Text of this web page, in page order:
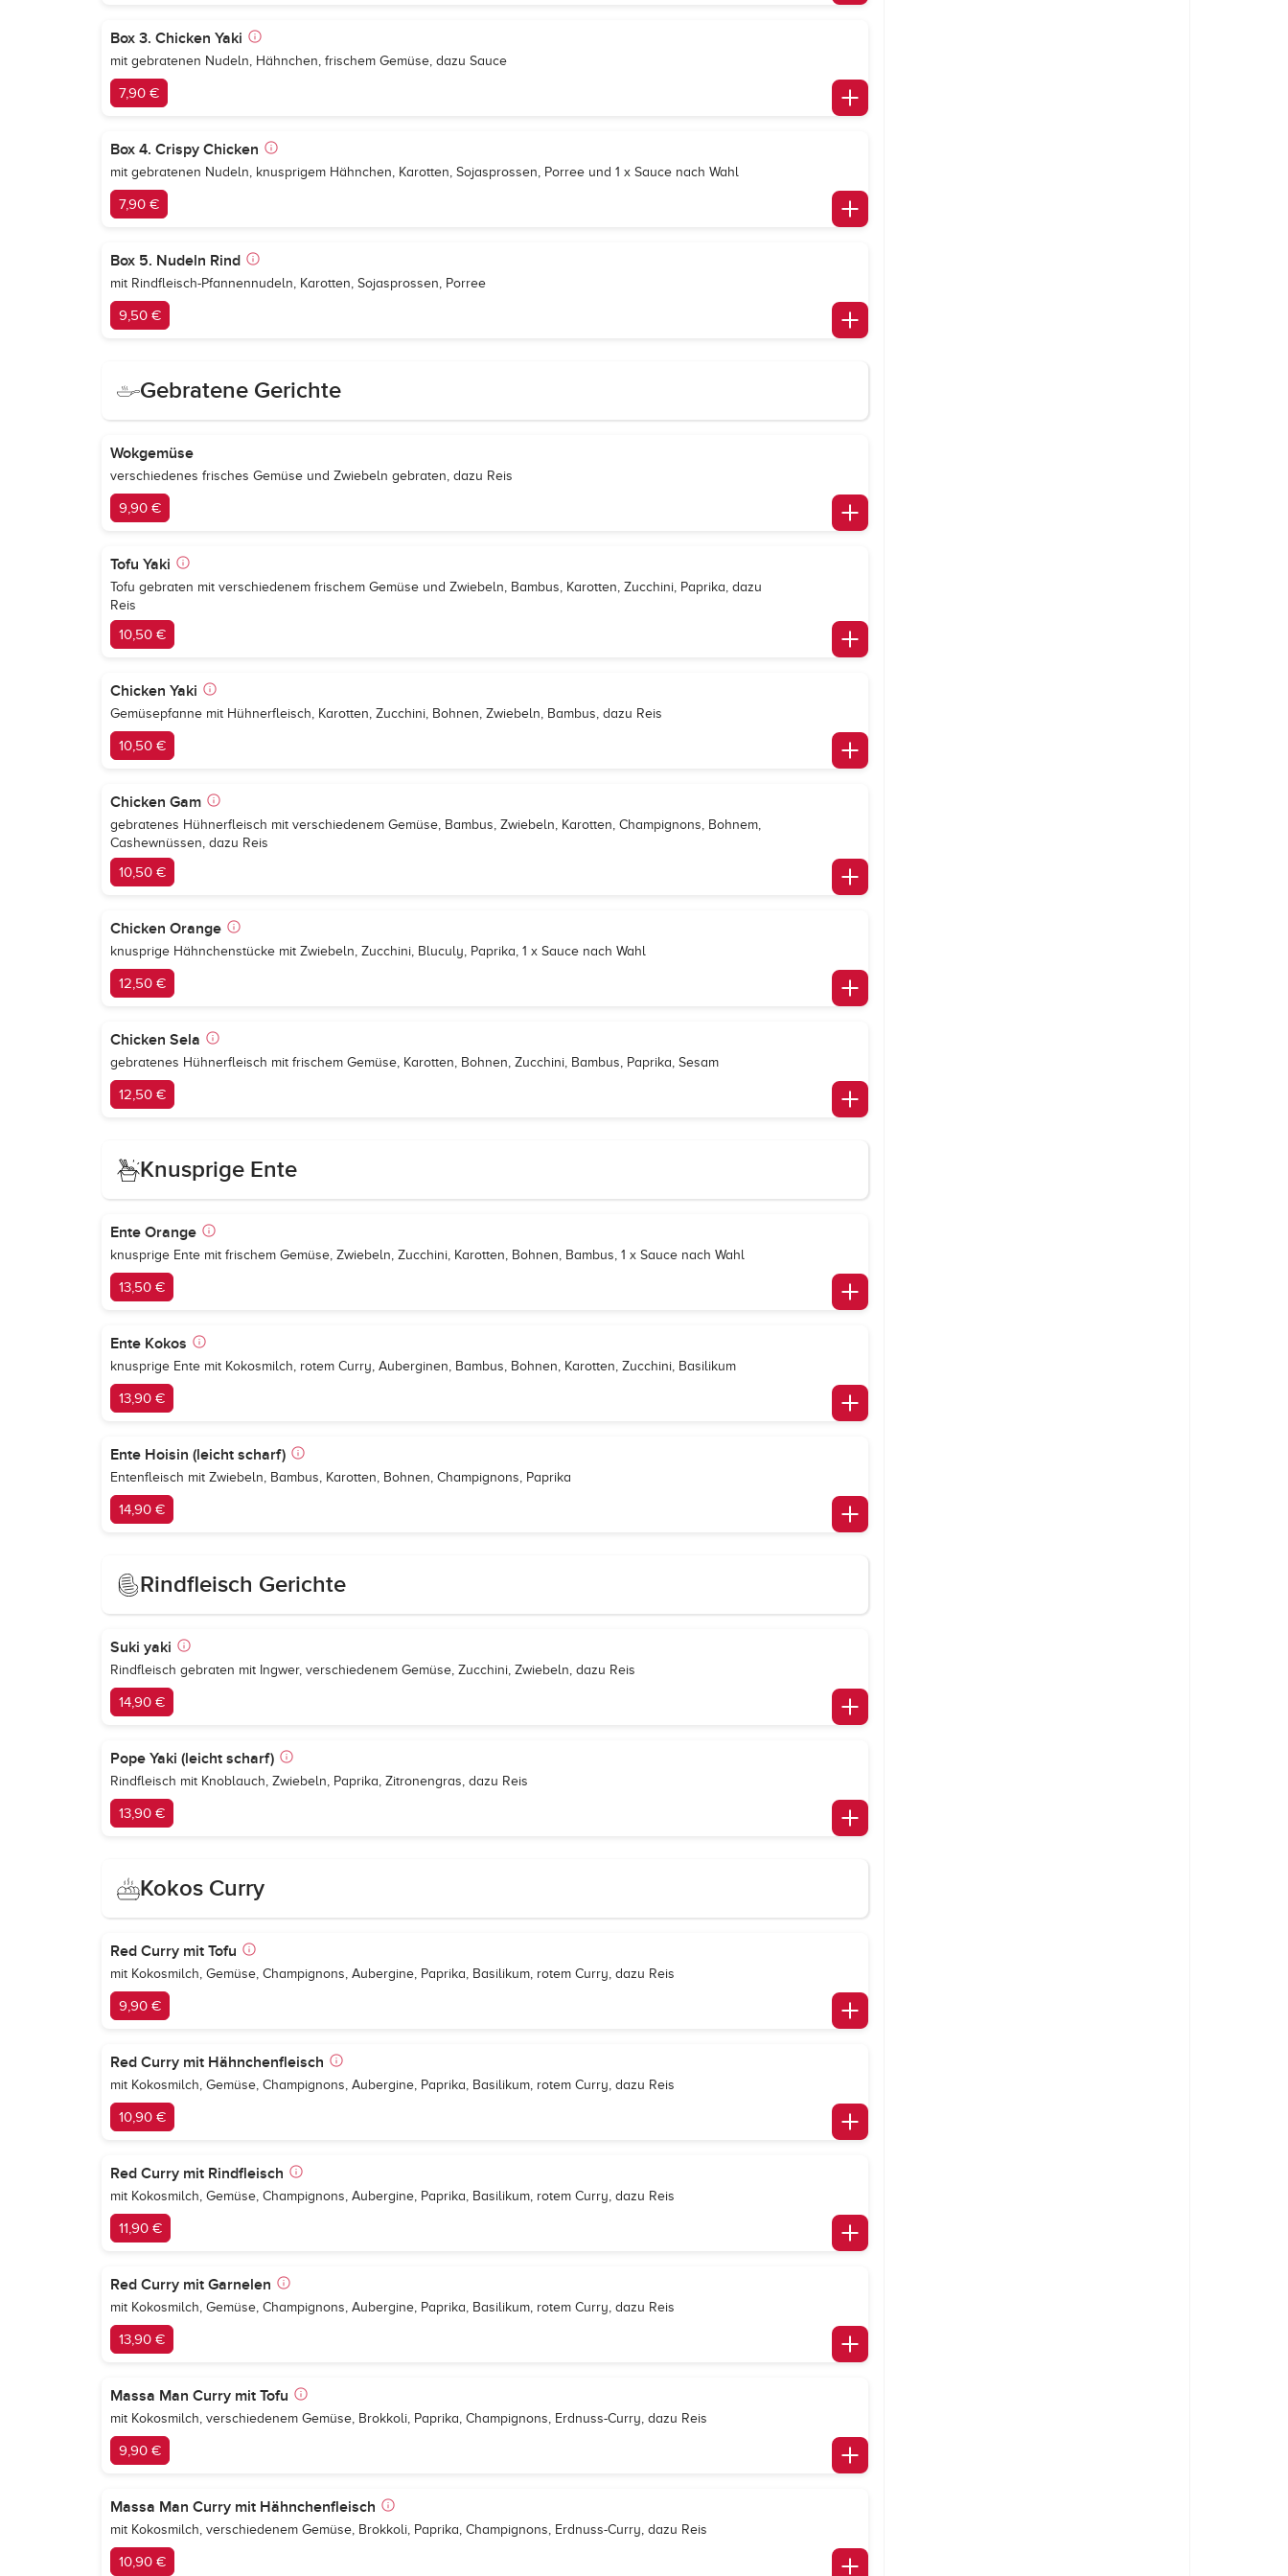
Box 3. Chicken Yaki
mit gebratenen Nudeln, Hähnchen, frischem Gemüse, dazu Sauce
7,90 €
Box 4. Crispy Chicken
mit gebratenen Nudeln, knusprigem Hähnchen, Karotten, Sojasprossen, Porree und 1 x Sauce nach Wahl
7,90 €
Box 5. Nudeln Rind
mit Rindfleisch-Pfannennudeln, Karotten, Sojasprossen, Porree
9,50 €
Gebratene Gerichte
Wokgemüse
verschiedenes frisches Gemüse und Zwiebeln gebraten, dazu Reis
9,90 €
Tofu Yaki
Tofu gebraten mit verschiedenem frischem Gemüse und Zwiebeln, Bambus, Karotten, Zucchini, Paprika, dazu
Reis
10,50 €
Chicken Yaki
Gemüsepfanne mit Hühnerfleisch, Karotten, Zucchini, Bohnen, Zwiebeln, Bambus, dazu Reis
10,50 €
Chicken Gam
gebratenes Hühnerfleisch mit verschiedenem Gemüse, Bambus, Zwiebeln, Karotten, Champignons, Bohnem,
Cashewnüssen, dazu Reis
10,50 €
Chicken Orange
knusprige Hähnchenstücke mit Zwiebeln, Zucchini, Bluculy, Paprika, 1 x Sauce nach Wahl
12,50 €
Chicken Sela
gebratenes Hühnerfleisch mit frischem Gemüse, Karotten, Bohnen, Zucchini, Bambus, Paprika, Sesam
12,50 €
Knusprige Ente
Ente Orange
knusprige Ente mit frischem Gemüse, Zwiebeln, Zucchini, Karotten, Bohnen, Bambus, 1 x Sauce nach Wahl
13,50 €
Ente Kokos
knusprige Ente mit Kokosmilch, rotem Curry, Auberginen, Bambus, Bohnen, Karotten, Zucchini, Basilikum
13,90 €
Ente Hoisin (leicht scharf)
Entenfleisch mit Zwiebeln, Bambus, Karotten, Bohnen, Champignons, Paprika
14,90 €
Rindfleisch Gerichte
Suki yaki
Rindfleisch gebraten mit Ingwer, verschiedenem Gemüse, Zucchini, Zwiebeln, dazu Reis
14,90 €
Pope Yaki (leicht scharf)
Rindfleisch mit Knoblauch, Zwiebeln, Paprika, Zitronengras, dazu Reis
13,90 €
Kokos Curry
Red Curry mit Tofu
mit Kokosmilch, Gemüse, Champignons, Aubergine, Paprika, Basilikum, rotem Curry, dazu Reis
9,90 €
Red Curry mit Hähnchenfleisch
mit Kokosmilch, Gemüse, Champignons, Aubergine, Paprika, Basilikum, rotem Curry, dazu Reis
10,90 €
Red Curry mit Rindfleisch
mit Kokosmilch, Gemüse, Champignons, Aubergine, Paprika, Basilikum, rotem Curry, dazu Reis
11,90 €
Red Curry mit Garnelen
mit Kokosmilch, Gemüse, Champignons, Aubergine, Paprika, Basilikum, rotem Curry, dazu Reis
13,90 €
Massa Man Curry mit Tofu
mit Kokosmilch, verschiedenem Gemüse, Brokkoli, Paprika, Champignons, Erdnuss-Curry, dazu Reis
9,90 €
Massa Man Curry mit Hähnchenfleisch
mit Kokosmilch, verschiedenem Gemüse, Brokkoli, Paprika, Champignons, Erdnuss-Curry, dazu Reis
10,90 €